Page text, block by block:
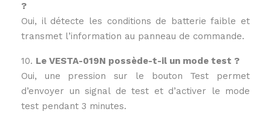
?
Oui, il détecte les conditions de batterie faible et
transmet l’information au panneau de commande.
10. Le VESTA-019N possède-t-il un mode test ?
Oui, une pression sur le bouton Test permet
d’envoyer un signal de test et d’activer le mode
test pendant 3 minutes.